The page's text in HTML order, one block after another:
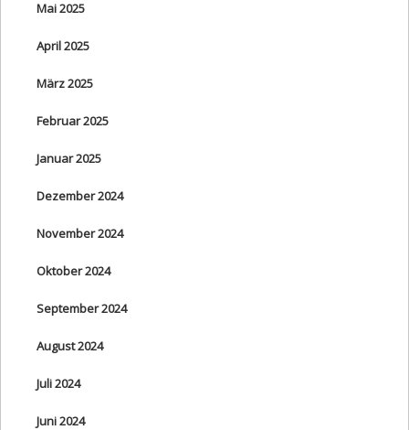
Mai 2025
April 2025
März 2025
Februar 2025
Januar 2025
Dezember 2024
November 2024
Oktober 2024
September 2024
August 2024
Juli 2024
Juni 2024